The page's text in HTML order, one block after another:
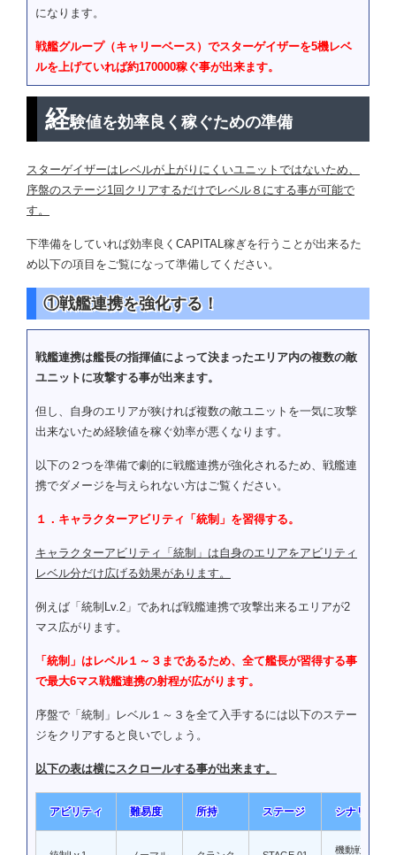
ブ搭載仕様）
0ガンダム（実戦配備型/GNドライ
ブ搭載仕様）
M１アストレイ（シュライ
ク装備）
騎士スペリオルドラゴン
ガンダムアストレイ レッ
になります。
戦艦グループ（キャリーベース）でスターゲイザーを5機レベ
ルを上げていれば約170000稼ぐ事が出来ます。
経験値を効率良く稼ぐための準備
スターゲイザーはレベルが上がりにくいユニットではないため、
序盤のステージ1回クリアするだけでレベル８にする事が可能で
す。
下準備をしていれば効率良くCAPITAL稼ぎを行うことが出来るた
め以下の項目をご覧になって準備してください。
①戦艦連携を強化する！
戦艦連携は艦長の指揮値によって決まったエリア内の複数の敵
ユニットに攻撃する事が出来ます。
但し、自身のエリアが狭ければ複数の敵ユニットを一気に攻撃
出来ないため経験値を稼ぐ効率が悪くなります。
以下の２つを準備で劇的に戦艦連携が強化されるため、戦艦連
携でダメージを与えられない方はご覧ください。
１．キャラクターアビリティ「統制」を習得する。
キャラクターアビリティ「統制」は自身のエリアをアビリティ
レベル分だけ広げる効果があります。
例えば「統制Lv.2」であれば戦艦連携で攻撃出来るエリアが2
マス広がります。
「統制」はレベル１～３まであるため、全て艦長が習得する事
で最大6マス戦艦連携の射程が広がります。
序盤で「統制」レベル１～３を全て入手するには以下のステー
ジをクリアすると良いでしょう。
以下の表は横にスクロールする事が出来ます。
アビリティ 難易度 所持 ステージ シナリオ
機動戦士ガン